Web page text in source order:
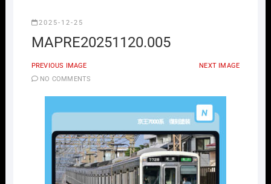
2025-12-25
MAPRE20251120.005
PREVIOUS IMAGE
NEXT IMAGE
NO COMMENTS